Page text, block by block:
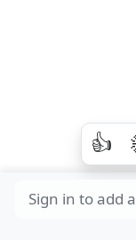
👍